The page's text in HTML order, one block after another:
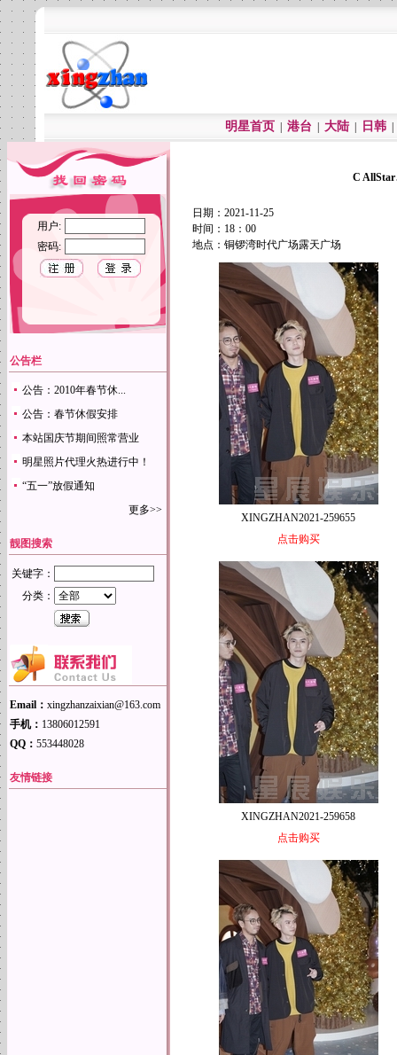
明星首页 港台 大陆 日韩
用户:
密码:
公告栏
公告：2010年春节休...
公告：春节休假安排
本站国庆节期间照常营业
明星照片代理火热进行中！
“五一”放假通知
更多>>
靓图搜索
关键字：
分类：
Email： xingzhanzaixian@163.com
手机： 13806012591
QQ： 553448028
友情链接
C
日期：2021-11-25
时间：18：00
地点：铜锣湾时代广场露天广场
XINGZHAN2021-259655
点击购买
XINGZHAN2021-259658
点击购买